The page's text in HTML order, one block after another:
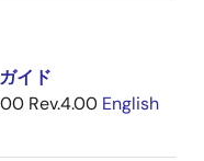
イド
Rev.4.00 English